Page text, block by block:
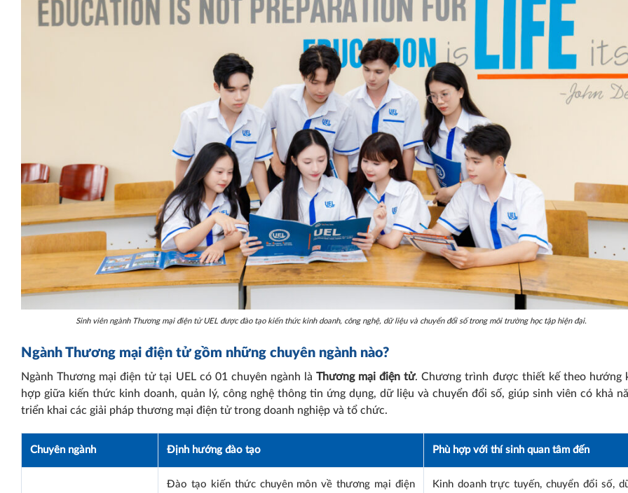
Sinh viên ngành Thương mại điện tử UEL được đào tạo kiến thức kinh doanh, công nghệ, dữ liệu và chuyển đổi số trong môi trường học tập hiện đại.
Ngành Thương mại điện tử gồm những chuyên ngành nào?
Ngành Thương mại điện tử tại UEL có 01 chuyên ngành làThương mại điện tử. Chương trình được thiết kế theo hướng
hợp giữa kiến thức kinh doanh, quản lý, công nghệ thông tin ứng dụng, dữ liệu và chuyển đổi số, giúp sinh viên có khả
triển khai các giải pháp thương mại điện tử trong doanh nghiệp và tổ chức.
Chuyên ngành Định hướng đào tạo Phù hợp với thí sinh quan tâm đến
Đào tạo kiến thức chuyên môn về thương mại điện
Kinh doanh trực tuyến, chuyển đổi số,
UEL công bố ngưỡng đảm bảo
chất lượng đầu vào năm 2024
Các phương thức tuyển sinh
đại học chính quy năm 2024